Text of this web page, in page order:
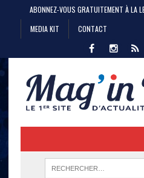
ABONNEZ-VOUS GRATUITEMENT À LA
MEDIA KIT
CONTACT